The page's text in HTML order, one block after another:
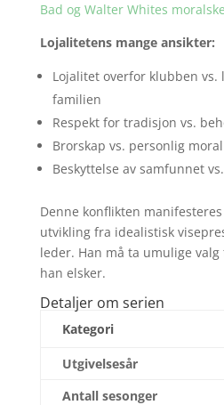
Bad og Walter Whites
Lojalitetens mange ansikter:
Lojalitet overfor klubben
familien
Respekt for tradisjon vs.
Brorskap vs. personlig moral
Beskyttelse av samfunnet
Denne konflikten manifesteres
utvikling fra idealistisk
leder. Han må ta umulige
han elsker.
Detaljer om serien
Kategori
Utgivelsesår
Antall sesonger